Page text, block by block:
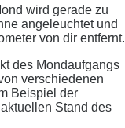
wird gerade zu
angeleuchtet und
von dir entfernt.
des Mondaufgangs
verschiedenen
Beispiel der
Stand des